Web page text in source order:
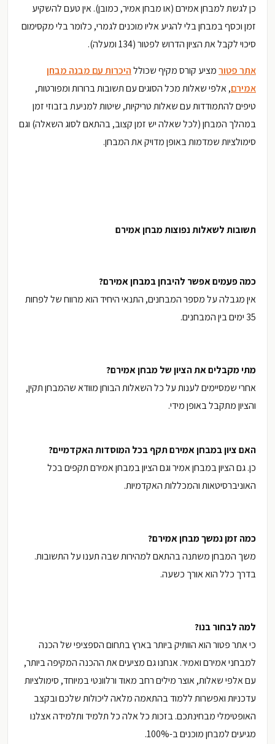
כן לגשת למבחן אמירם (או מבחן אמיר, כמובן). אין טעם להשקיע
זמן וכסף במבחן בלי להגיע אליו מוכנים לגמרי, כלומר בלי מקסימום
סיכוי לקבל את הציון הדרוש לפטור (134 ומעלה).
אתר פטורמציע קורס מקיף שכוללהיכרות עם מבנה מבחן
אמירם, אלפי שאלות מכל הסוגים עם תשובות ברורות ומפורטות,
טיפים להתמודדות עם שאלות טריקיות, שיטות למניעת בזבוזי זמן
במהלך המבחן (לכל שאלה יש זמן קצוב, בהתאם לסוג השאלה) וגם
סימולציות שמדמות באופן מדויק את המבחן.
תשובות לשאלות נפוצות מבחן אמירם
כמה פעמים אפשר להיבחן במבחן אמירם?
אין מגבלה על מספר המבחנים, התנאי היחיד הוא מרווח של לפחות
35 ימים בין המבחנים.
מתי מקבלים את הציון של מבחן אמירם?
אחרי שמסיימים לענות על כל השאלות הבוחן מוודא שהמבחן תקין,
והציון מתקבל באופן מידי.
האם ציון במבחן אמירם תקף בכל המוסדות האקדמיים?
כן. גם הציון במבחן אמיר וגם הציון במבחן אמירם תקפים בכל
האוניברסיטאות והמכללות האקדמיות.
כמה זמן נמשך מבחן אמירם?
משך המבחן משתנה בהתאם למהירות שבה תענו על התשובות.
בדרך כלל הוא אורך כשעה.
למה לבחור בנו?
כי אתר פטור הוא הוותיק ביותר בארץ בתחום הספציפי של הכנה
למבחני אמירם ואמיר. אנחנו גם מציעים את ההכנה המקיפה ביותר,
עם אלפי שאלות, אוצר מילים רחב מאוד ורלוונטי במיוחד, סימולציות
עדכניות ואפשרות ללמוד בהתאמה מלאה ליכולות שלכם ובקצב
האופטימלי מבחינתכם. בזכות כל אלה כל תלמיד ותלמידה אצלנו
מגיעים למבחן מוכנים ב-100%.